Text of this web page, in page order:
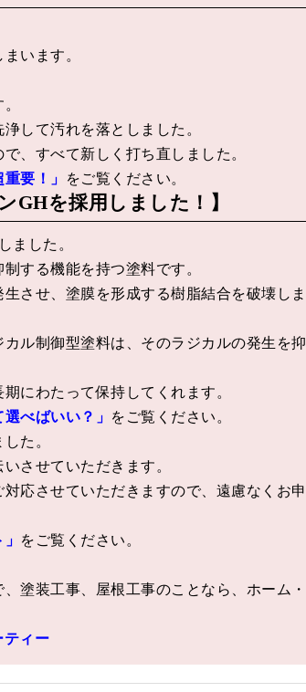
います。
して汚れを落としました。
、すべて新しく打ち直しました。
要！」 をご覧ください。
GHを採用しました！】
した。
する機能を持つ塗料です。
させ、塗膜を形成する樹脂結合を破壊しま
ル制御型塗料は、そのラジカルの発生を抑
にわたって保持してくれます。
べばいい？」 をご覧ください。
た。
させていただきます。
応させていただきますので、遠慮なくお申
をご覧ください。
塗装工事、屋根工事のことなら、ホーム・
ィー